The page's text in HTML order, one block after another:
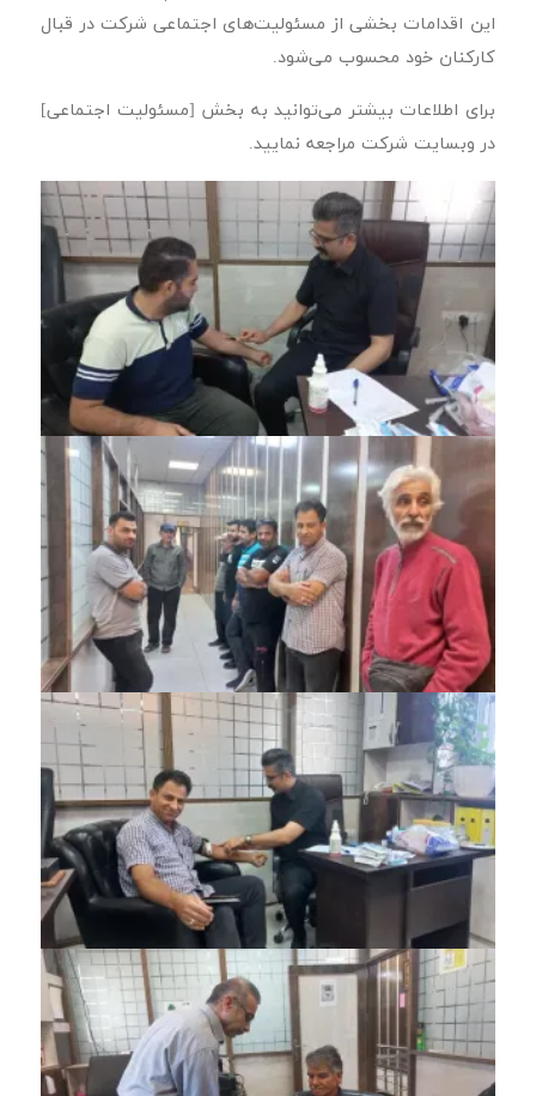
این اقدامات بخشی از مسئولیت‌های اجتماعی شرکت در قبال
کارکنان خود محسوب می‌شود.
برای اطلاعات بیشتر می‌توانید به بخش [مسئولیت اجتماعی]
در وبسایت شرکت مراجعه نمایید.